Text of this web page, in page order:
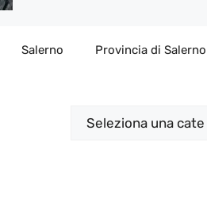
Salerno Provincia di Salerno
Categorie